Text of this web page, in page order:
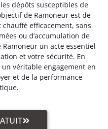
dépôts susceptibles de
de Ramoneur est de
efficacement, sans
ou d’accumulation de
un acte essentiel
et votre sécurité. En
véritable engagement en
et de la performance